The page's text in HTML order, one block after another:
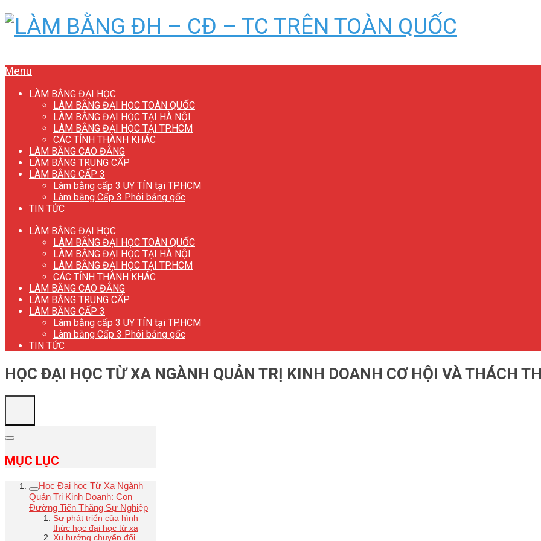
Menu
LÀM BẰNG ĐẠI HỌC
LÀM BẰNG ĐẠI HỌC TOÀN QUỐC
LÀM BẰNG ĐẠI HỌC TẠI HÀ NỘI
LÀM BẰNG ĐẠI HỌC TẠI TP.HCM
CÁC TỈNH THÀNH KHÁC
LÀM BẰNG CAO ĐẲNG
LÀM BẰNG TRUNG CẤP
LÀM BẰNG CẤP 3
Làm bằng cấp 3 UY TÍN tại TP.HCM
Làm bằng Cấp 3 Phôi bằng gốc
TIN TỨC
LÀM BẰNG ĐẠI HỌC
LÀM BẰNG ĐẠI HỌC TOÀN QUỐC
LÀM BẰNG ĐẠI HỌC TẠI HÀ NỘI
LÀM BẰNG ĐẠI HỌC TẠI TP.HCM
CÁC TỈNH THÀNH KHÁC
LÀM BẰNG CAO ĐẲNG
LÀM BẰNG TRUNG CẤP
LÀM BẰNG CẤP 3
Làm bằng cấp 3 UY TÍN tại TP.HCM
Làm bằng Cấp 3 Phôi bằng gốc
TIN TỨC
HỌC ĐẠI HỌC TỪ XA NGÀNH QUẢN TRỊ KINH DOANH CƠ HỘI VÀ THÁCH
MỤC LỤC
Học Đại học Từ Xa Ngành
Quản Trị Kinh Doanh: Con
Đường Tiến Thăng Sự Nghiệp
Sự phát triển của hình
thức học đại học từ xa
Xu hướng chuyển đổi